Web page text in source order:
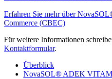
Erfahren Sie mehr über
Commerce (CBEC)
Für weitere Informationen
Kontaktformular.
Überblick
NovaSOL® ADEK